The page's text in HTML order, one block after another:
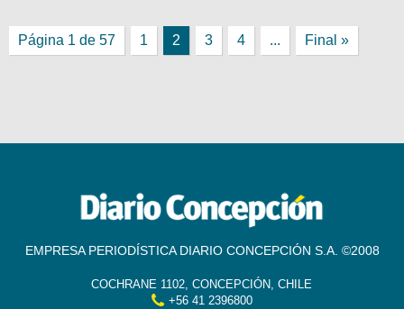
Página 1 de 57 1 2 3 4 ... Final »
EMPRESA PERIODÍSTICA DIARIO CONCEPCIÓN S.A. ©2008
COCHRANE 1102, CONCEPCIÓN, CHILE
+56 41 2396800